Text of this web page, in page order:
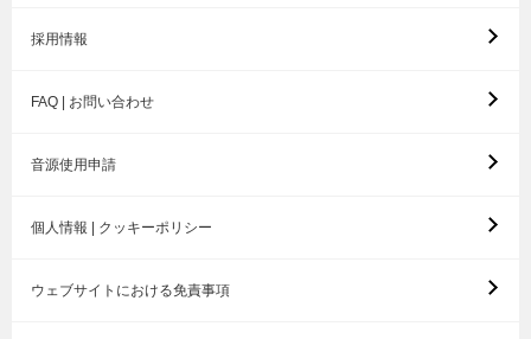
採用情報
FAQ | お問い合わせ
音源使用申請
個人情報 | クッキーポリシー
ウェブサイトにおける免責事項